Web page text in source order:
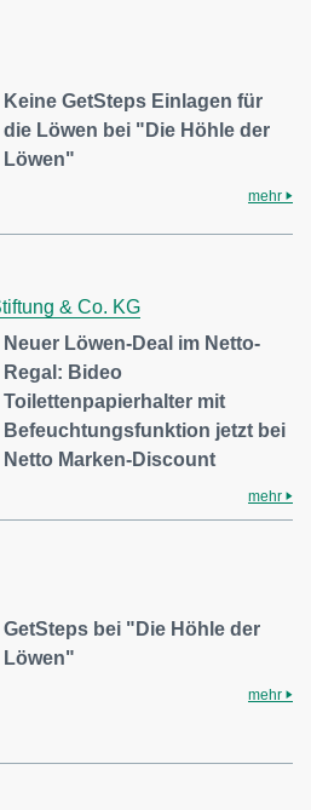
Keine GetSteps Einlagen für
die Löwen bei "Die Höhle der
Löwen"
mehr
& Co. KG
Neuer Löwen-Deal im Netto-
Regal: Bideo
Toilettenpapierhalter mit
Befeuchtungsfunktion jetzt bei
Netto Marken-Discount
mehr
GetSteps bei "Die Höhle der
Löwen"
mehr